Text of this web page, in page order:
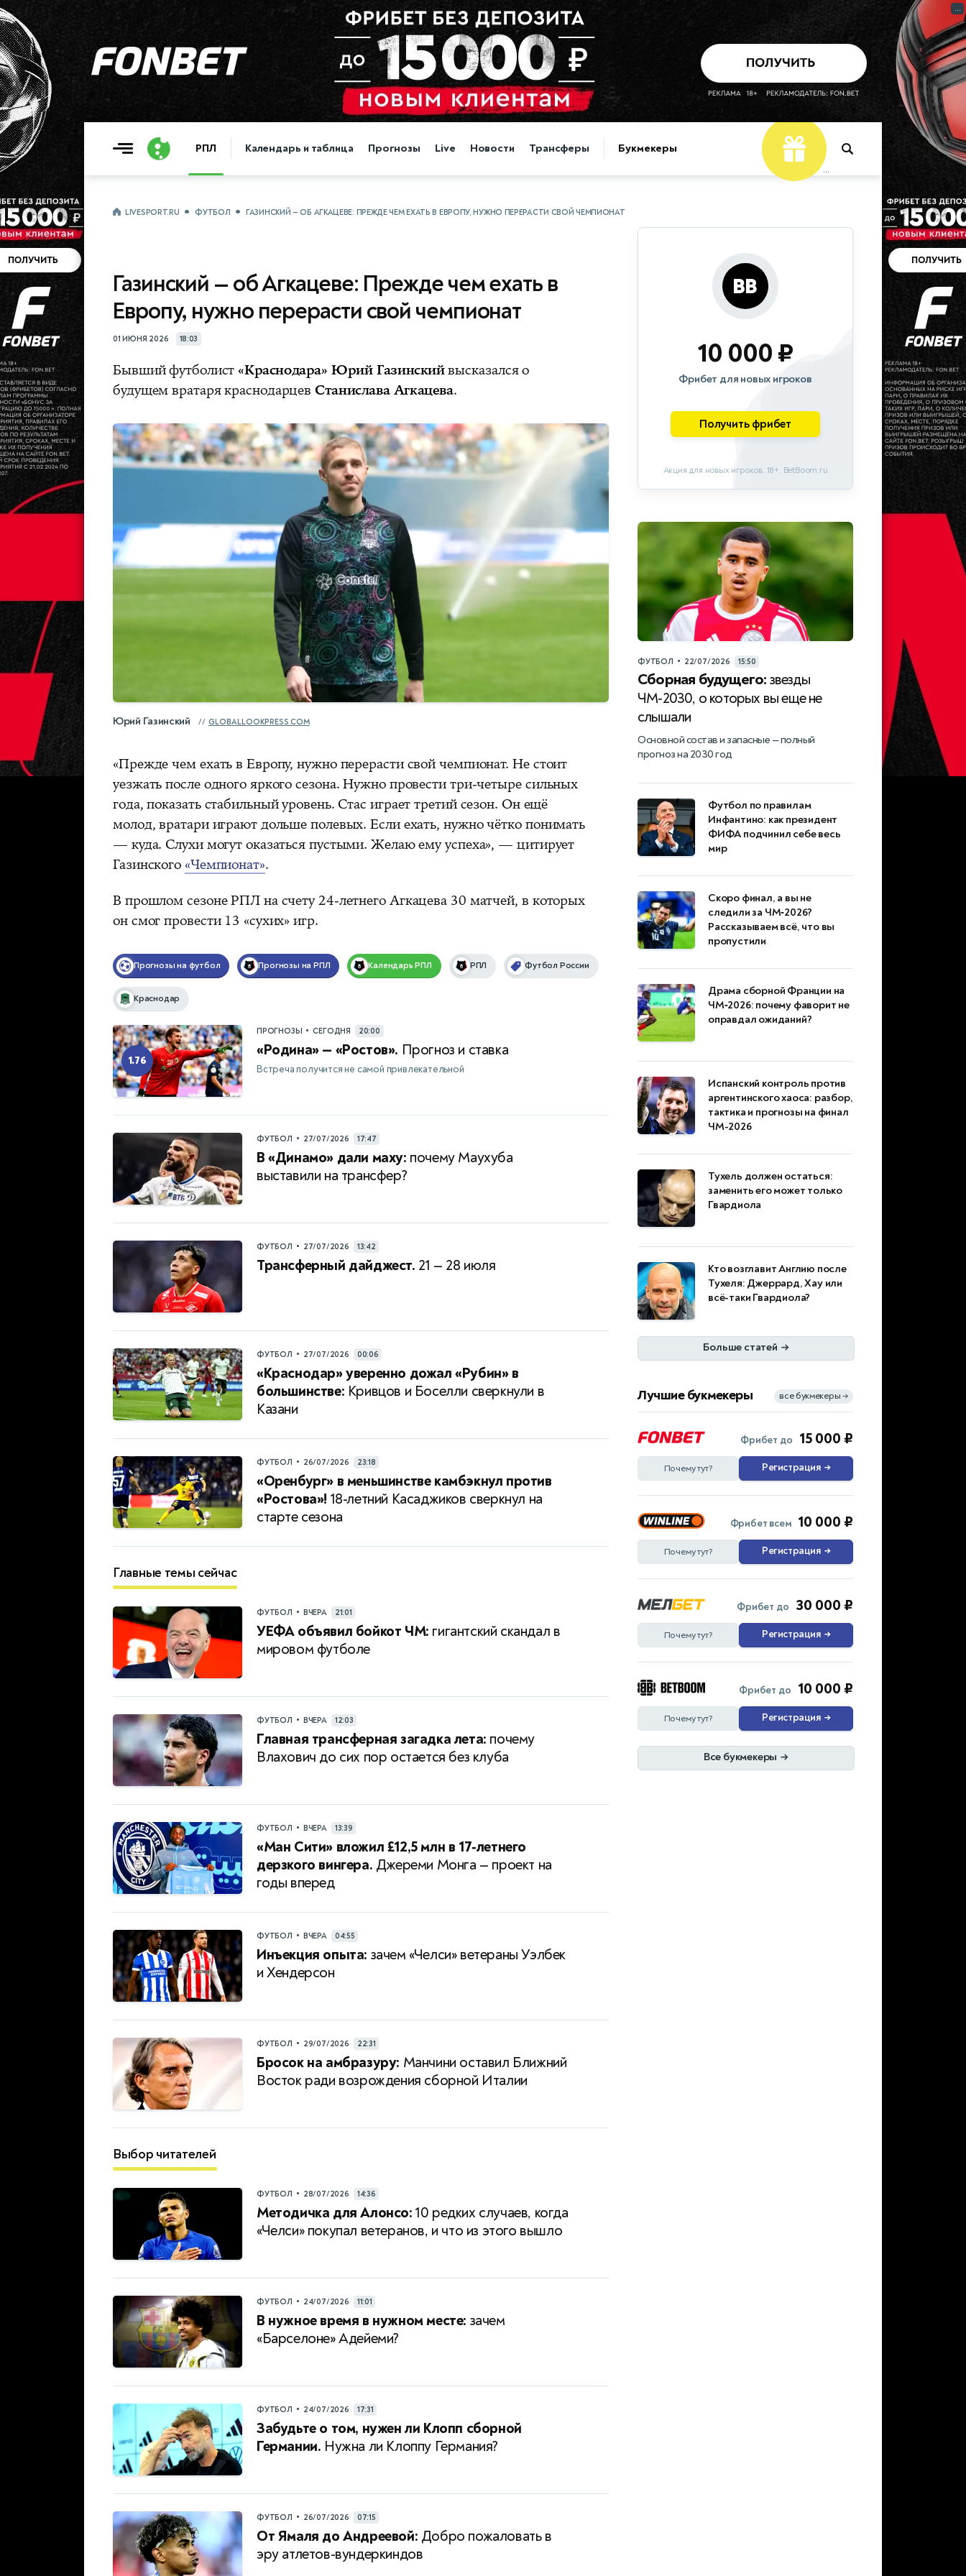
РПЛ Календарь и таблица Прогнозы Live Новости Трансферы Букмекеры
...
LIVESPORT.RU ФУТБОЛ ГАЗИНСКИЙ — ОБ АГКАЦЕВЕ: ПРЕЖДЕ ЧЕМ ЕХАТЬ В ЕВРОПУ, НУЖНО ПЕРЕРАСТИ СВОЙ ЧЕМПИОНАТ
Газинский — об Агкацеве: Прежде чем ехать в
Европу, нужно перерасти свой чемпионат
01 ИЮНЯ 2026 18:03
Бывший футболист«Краснодара» Юрий Газинскийвысказался о
будущем вратаря краснодарцевСтанислава Агкацева.
Юрий Газинский GLOBALLOOKPRESS.COM
«Прежде чем ехать в Европу, нужно перерасти свой чемпионат. Не стоит
уезжать после одного яркого сезона. Нужно провести три-четыре сильных
года, показать стабильный уровень. Стас играет третий сезон. Он ещё
молод, вратари играют дольше полевых. Если ехать, нужно чётко понимать
— куда. Слухи могут оказаться пустыми. Желаю ему успеха», — цитирует
Газинского«Чемпионат».
В прошлом сезоне РПЛ на счету 24-летнего Агкацева 30 матчей, в которых
он смог провести 13 «сухих» игр.
Прогнозы на футбол Прогнозы на РПЛ Календарь РПЛ РПЛ Футбол России
Краснодар
1.76
ПРОГНОЗЫ • СЕГОДНЯ 20:00
«Родина» — «Ростов». Прогноз и ставка
Встреча получится не самой привлекательной
ФУТБОЛ • 27/07/2026 17:47
В «Динамо» дали маху: почему Маухуба
выставили на трансфер?
ФУТБОЛ • 27/07/2026 13:42
Трансферный дайджест. 21 — 28 июля
ФУТБОЛ • 27/07/2026 00:06
«Краснодар» уверенно дожал «Рубин» в
большинстве: Кривцов и Боселли сверкнули в
Казани
ФУТБОЛ • 26/07/2026 23:18
«Оренбург» в меньшинстве камбэкнул против
«Ростова»! 18-летний Касаджиков сверкнул на
старте сезона
Главные темы сейчас
ФУТБОЛ • ВЧЕРА 21:01
УЕФА объявил бойкот ЧМ: гигантский скандал в
мировом футболе
ФУТБОЛ • ВЧЕРА 12:03
Главная трансферная загадка лета: почему
Влахович до сих пор остается без клуба
ФУТБОЛ • ВЧЕРА 13:39
«Ман Сити» вложил £12,5 млн в 17‑летнего
дерзкого вингера. Джереми Монга — проект на
годы вперед
ФУТБОЛ • ВЧЕРА 04:55
Инъекция опыта: зачем «Челси» ветераны Уэлбек
и Хендерсон
ФУТБОЛ • 29/07/2026 22:31
Бросок на амбразуру: Манчини оставил Ближний
Восток ради возрождения сборной Италии
Выбор читателей
ФУТБОЛ • 28/07/2026 14:36
Методичка для Алонсо: 10 редких случаев, когда
«Челси» покупал ветеранов, и что из этого вышло
ФУТБОЛ • 24/07/2026 11:01
В нужное время в нужном месте: зачем
«Барселоне» Адейеми?
ФУТБОЛ • 24/07/2026 17:31
Забудьте о том, нужен ли Клопп сборной
Германии. Нужна ли Клоппу Германия?
ФУТБОЛ • 26/07/2026 07:15
От Ямаля до Андреевой: Добро пожаловать в
эру атлетов-вундеркиндов
10 000 ₽
Фрибет для новых игроков
Получить фрибет
Акция для новых игроков. 18+. BetBoom.ru
ФУТБОЛ • 22/07/2026 15:50
Сборная будущего: звезды
ЧМ‑2030, о которых вы еще не
слышали
Основной состав и запасные — полный
прогноз на 2030 год
Футбол по правилам
Инфантино: как президент
ФИФА подчинил себе весь
мир
Скоро финал, а вы не
следили за ЧМ‑2026?
Рассказываем всё, что вы
пропустили
Драма сборной Франции на
ЧМ‑2026: почему фаворит не
оправдал ожиданий?
Испанский контроль против
аргентинского хаоса: разбор,
тактика и прогнозы на финал
ЧМ-2026
Тухель должен остаться:
заменить его может только
Гвардиола
Кто возглавит Англию после
Тухеля: Джеррард, Хау или
всё-таки Гвардиола?
Больше статей →
Лучшие букмекеры все букмекеры →
Фрибет до 15 000 ₽
Почему тут? Регистрация →
Фрибет всем 10 000 ₽
Почему тут? Регистрация →
Фрибет до 30 000 ₽
Почему тут? Регистрация →
Фрибет до 10 000 ₽
Почему тут? Регистрация →
Все букмекеры →
...